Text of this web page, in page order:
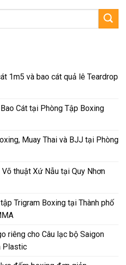
1m5 và bao cát quả lê Teardrop
Cát tại Phòng Tập Boxing
Muay Thai và BJJ tại Phòng
thuật Xứ Nẫu tại Quy Nhơn
Trigram Boxing tại Thành phố
riêng cho Câu lạc bộ Saigon
Plastic